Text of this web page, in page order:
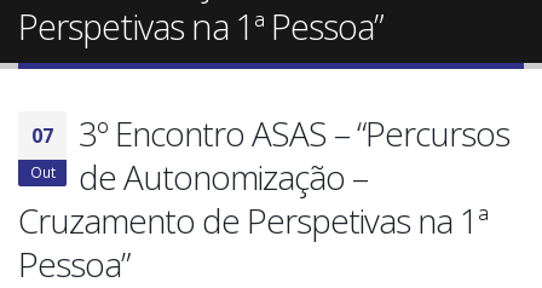
Perspetivas na 1ª Pessoa”
07
Out
3º Encontro ASAS – “Percursos
de Autonomização –
Cruzamento de Perspetivas na 1ª
Pessoa”